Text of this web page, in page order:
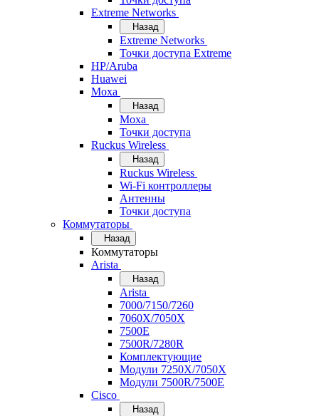
Extreme Networks
Назад
Extreme Networks
Точки доступа Extreme
HP/Aruba
Huawei
Moxa
Назад
Moxa
Точки доступа
Ruckus Wireless
Назад
Ruckus Wireless
Wi-Fi контроллеры
Антенны
Точки доступа
Коммутаторы
Назад
Коммутаторы
Arista
Назад
Arista
7000/7150/7260
7060X/7050X
7500E
7500R/7280R
Комплектующие
Модули 7250X/7050X
Модули 7500R/7500E
Cisco
Назад